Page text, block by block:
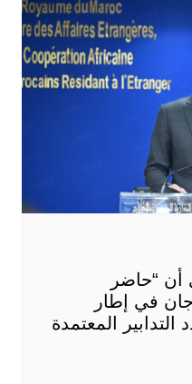
أن “حاضر
في إطار
التدابير المعتمدة